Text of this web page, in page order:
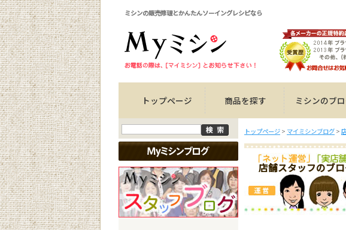
ミシンの販売修理とかんたんソーイングレシピなら
トップページ 商品を探す ミシンのブ
トップページ > マイミシンブログ >
店舗スタッフのブ